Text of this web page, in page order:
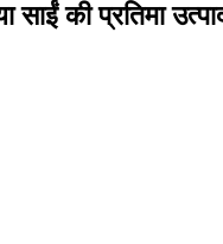
की प्रतिमा